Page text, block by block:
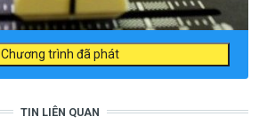
Chương trình đã phát
TIN LIÊN QUAN